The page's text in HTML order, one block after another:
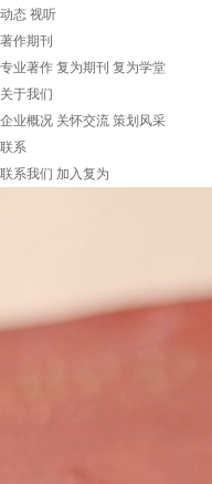
动态 视听
著作期刊
专业著作 复为期刊 复为学堂
关于我们
企业概况 关怀交流 策划风采
联系
联系我们 加入复为